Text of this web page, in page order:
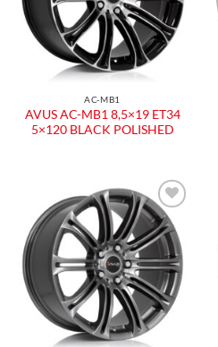
AC-MB1
AVUS AC-MB1 8,5×19 ET34
5×120 BLACK POLISHED
Aggiungi
alla lista
dei
desideri